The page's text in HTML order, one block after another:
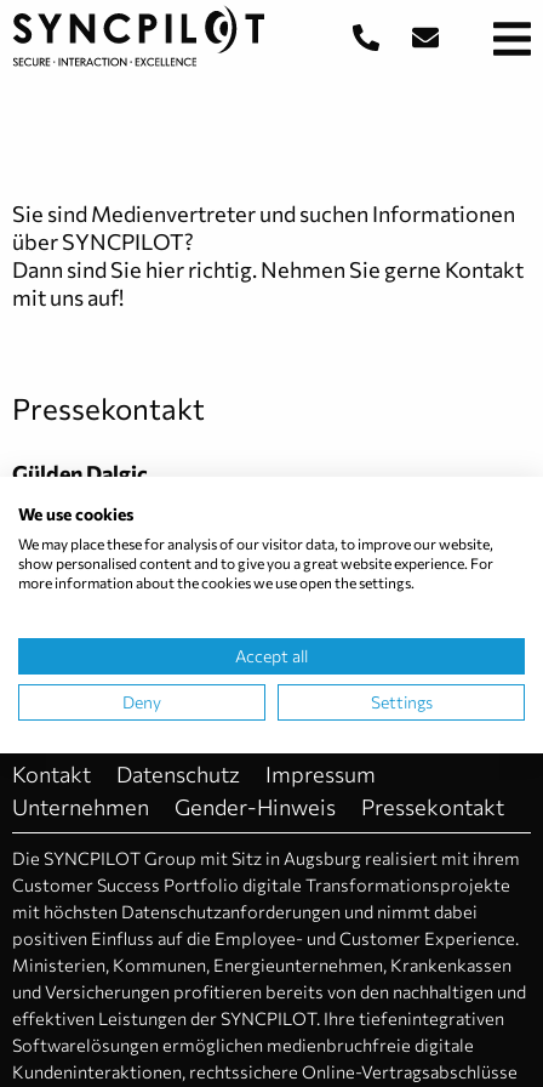
Sie sind Medienvertreter und suchen Informationen
über SYNCPILOT?
Dann sind Sie hier richtig. Nehmen Sie gerne Kontakt
mit uns auf!
Pressekontakt
Gülden Dalgic
Head of Marketing & Communication
presse@syncpilot.com
Kontakt Datenschutz
Impressum
Unternehmen
Gender-Hinweis Pressekontakt
Die SYNCPILOT Group mit Sitz in Augsburg realisiert mit ihrem
Customer Success Portfolio digitale Transformationsprojekte
mit höchsten Datenschutzanforderungen und nimmt dabei
positiven Einfluss auf die Employee- und Customer Experience.
Ministerien, Kommunen, Energieunternehmen, Krankenkassen
und Versicherungen profitieren bereits von den nachhaltigen und
effektiven Leistungen der SYNCPILOT. Ihre tiefenintegrativen
Softwarelösungen ermöglichen medienbruchfreie digitale
Kundeninteraktionen, rechtssichere Online-Vertragsabschlüsse
We use cookies
We may place these for analysis of our visitor data, to improve our website,
show personalised content and to give you a great website experience. For
more information about the cookies we use open the settings.
Accept all
Deny Settings